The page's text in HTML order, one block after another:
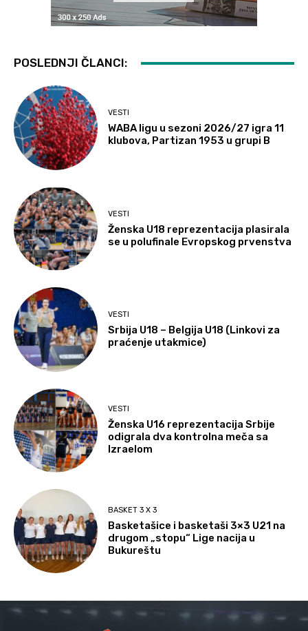
POSLEDNJI ČLANCI:
VESTI
WABA ligu u sezoni 2026/27 igra 11
klubova, Partizan 1953 u grupi B
VESTI
Ženska U18 reprezentacija plasirala
se u polufinale Evropskog prvenstva
VESTI
Srbija U18 – Belgija U18 (Linkovi za
praćenje utakmice)
VESTI
Ženska U16 reprezentacija Srbije
odigrala dva kontrolna meča sa
Izraelom
BASKET 3 X 3
Basketašice i basketaši 3×3 U21 na
drugom „stopu“ Lige nacija u
Bukureštu